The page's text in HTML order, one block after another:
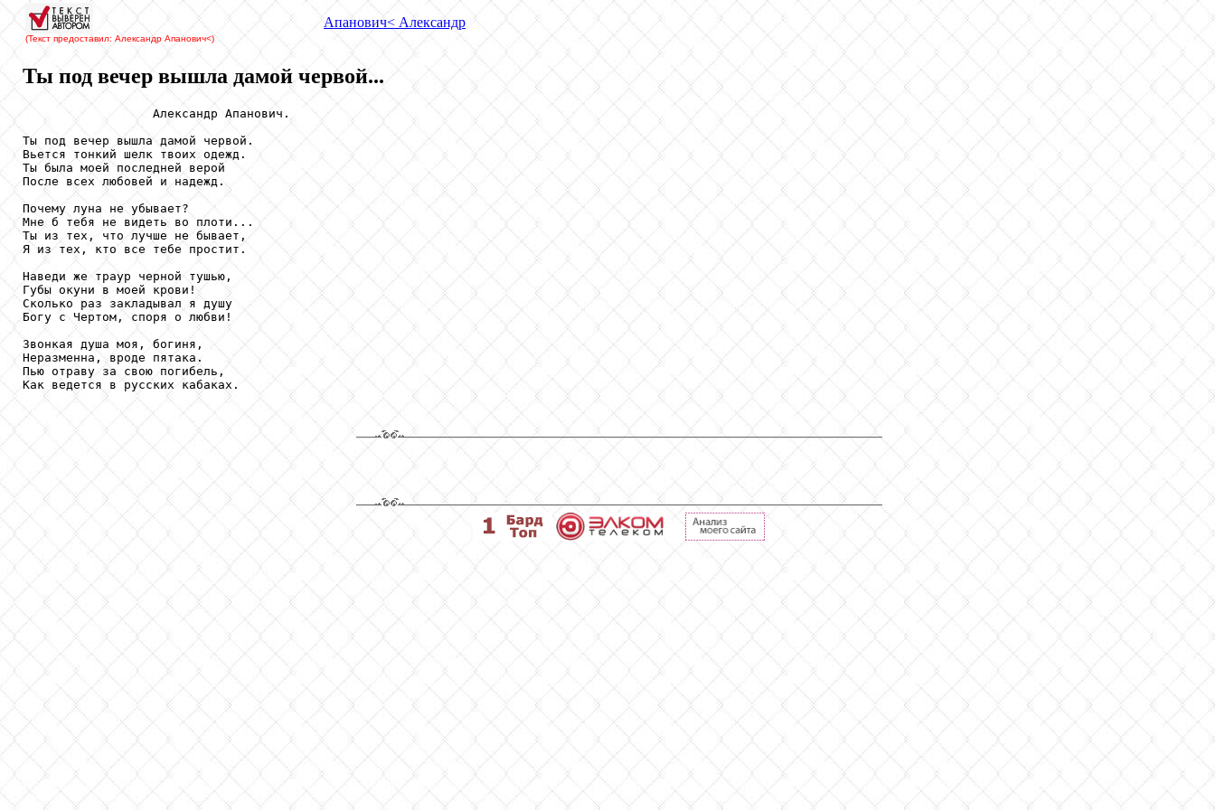
(Текст предоставил: Александр Апанович<)
Апанович< Александр
Ты под вечер вышла дамой червой...
                  Александр Апанович.
Ты под вечер вышла дамой червой.
Вьется тонкий шелк твоих одежд.
Ты была моей последней верой
После всех любовей и надежд.
Почему луна не убывает?
Мне б тебя не видеть во плоти...
Ты из тех, что лучше не бывает,
Я из тех, кто все тебе простит.
Наведи же траур черной тушью,
Губы окуни в моей крови!
Сколько раз закладывал я душу
Богу с Чертом, споря о любви!
Звонкая душа моя, богиня,
Неразменна, вроде пятака.
Пью отраву за свою погибель,
Как ведется в русских кабаках.